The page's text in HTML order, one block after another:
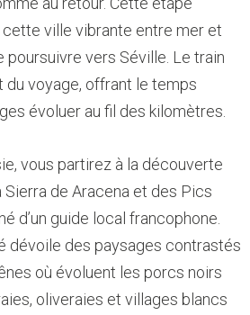
ville vibrante entre mer et
poursuivre vers Séville. Le train
du voyage, offrant le temps
évoluer au fil des kilomètres.
vous partirez à la découverte
Sierra de Aracena et des Pics
d’un guide local francophone.
dévoile des paysages contrastés
où évoluent les porcs noirs
oliveraies et villages blancs